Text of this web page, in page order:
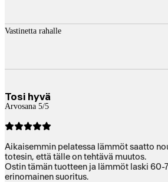
Vastinetta rahalle
Tosi hyvä
Arvosana 5/5
Aikaisemmin pelatessa lämmöt saatto
totesin, että tälle on tehtävä muutos.
Ostin tämän tuotteen ja lämmöt laski 60-
erinomainen suoritus.